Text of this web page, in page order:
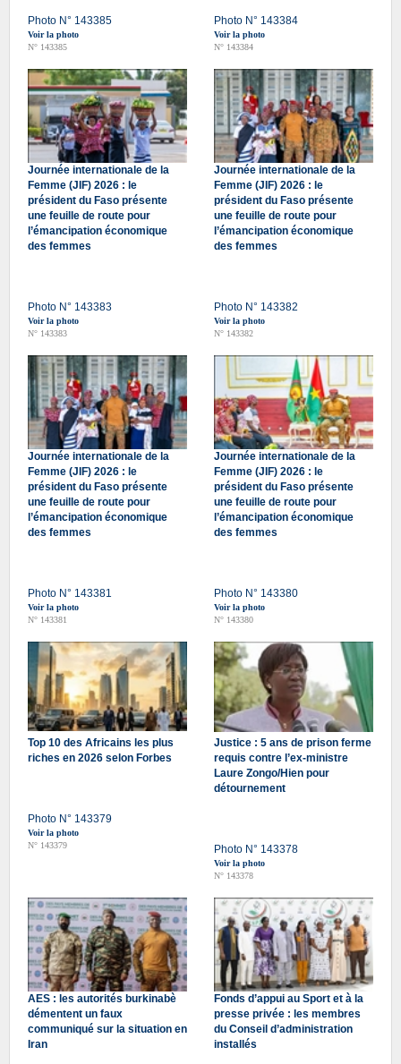
Photo N° 143385
Voir la photo
N° 143385
Photo N° 143384
Voir la photo
N° 143384
Journée internationale de la
Femme (JIF) 2026 : le
président du Faso présente
une feuille de route pour
l’émancipation économique
des femmes
Photo N° 143383
Voir la photo
N° 143383
Journée internationale de la
Femme (JIF) 2026 : le
président du Faso présente
une feuille de route pour
l’émancipation économique
des femmes
Photo N° 143382
Voir la photo
N° 143382
Journée internationale de la
Femme (JIF) 2026 : le
président du Faso présente
une feuille de route pour
l’émancipation économique
des femmes
Photo N° 143381
Voir la photo
N° 143381
Journée internationale de la
Femme (JIF) 2026 : le
président du Faso présente
une feuille de route pour
l’émancipation économique
des femmes
Photo N° 143380
Voir la photo
N° 143380
Top 10 des Africains les plus
riches en 2026 selon Forbes
Photo N° 143379
Voir la photo
N° 143379
Justice : 5 ans de prison ferme
requis contre l’ex-ministre
Laure Zongo/Hien pour
détournement
Photo N° 143378
Voir la photo
N° 143378
AES : les autorités burkinabè
démentent un faux
communiqué sur la situation en
Iran
Fonds d’appui au Sport et à la
presse privée : les membres
du Conseil d’administration
installés